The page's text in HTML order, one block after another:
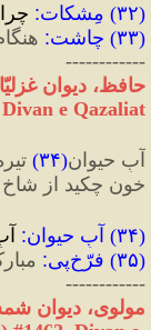
(۳۲) مِشکات:
(۳۳) چاشت:
------------
حافظ، دیوان
e Qazaliat
آبِ حیوان(۳۴) تیره‌گون شد، خِضرِ
خون چکید از شاخِ
(۳۴) آبِ حیوان:
(۳۵) فرّخ‌پی :
------------
مولوی، دیوان